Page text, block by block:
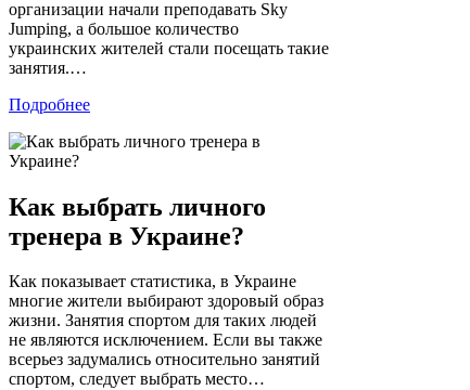
организации начали преподавать Sky
Jumping, а большое количество
украинских жителей стали посещать такие
занятия.…
Подробнее
Как выбрать личного
тренера в Украине?
Как показывает статистика, в Украине
многие жители выбирают здоровый образ
жизни. Занятия спортом для таких людей
не являются исключением. Если вы также
всерьез задумались относительно занятий
спортом, следует выбрать место…